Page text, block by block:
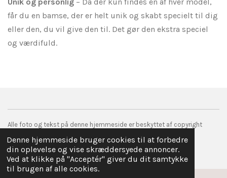
Denne hjemmeside bruger cookies til at forbedre
din oplevelse og vise skræddersyede annoncer.
Ved at klikke på "Acceptér" giver du dit samtykke
til brugen af alle cookies.
får du en bamse, der er helt unik og skabt specielt til dig
eller den, du vil give den til. Det gør den ekstra speciel
og værdifuld.
Alle foto og tekst på denne hjemmeside er beskyttet af copyright
© 2017 droemmefanger.com
Drevet afWebador